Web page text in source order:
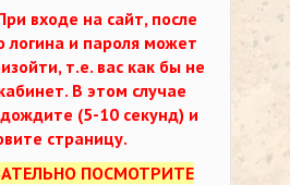
входе на сайт, после
логина и пароля может
т.е. вас как бы не
В этом случае
(5-10 секунд) и
страницу.
ПОСМОТРИТЕ